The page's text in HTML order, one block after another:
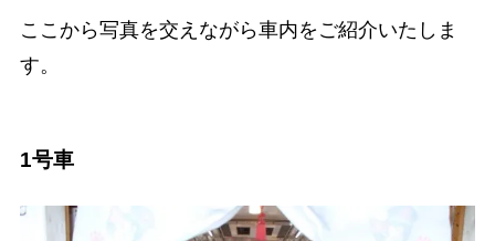
ここから写真を交えながら車内をご紹介いたしま
す。
1号車